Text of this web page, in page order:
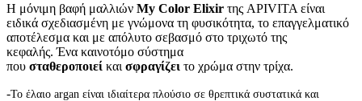
Η μόνιμη βαφή μαλλιών My Color Elixir της APIVITA είναι
ειδικά σχεδιασμένη με γνώμονα τη φυσικότητα, το επαγγελματικό
αποτέλεσμα και με απόλυτο σεβασμό στο τριχωτό της
κεφαλής.Ένα καινοτόμο σύστημα
που σταθεροποιεί και σφραγίζει το χρώμα στην τρίχα.
-Το έλαιο argan είναι ιδιαίτερα πλούσιο σε θρεπτικά συστατικά και